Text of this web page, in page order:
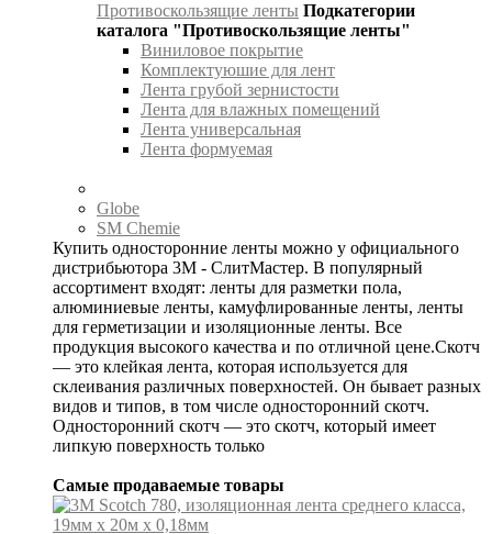
Противоскользящие ленты Подкатегории
каталога "Противоскользящие ленты"
Виниловое покрытие
Комплектуюшие для лент
Лента грубой зернистости
Лента для влажных помещений
Лента универсальная
Лента формуемая
Globe
SM Chemie
Купить односторонние ленты можно у официального
дистрибьютора 3М - СлитМастер. В популярный
ассортимент входят: ленты для разметки пола,
алюминиевые ленты, камуфлированные ленты, ленты
для герметизации и изоляционные ленты. Все
продукция высокого качества и по отличной цене.Скотч
— это клейкая лента, которая используется для
склеивания различных поверхностей. Он бывает разных
видов и типов, в том числе односторонний скотч.
Односторонний скотч — это скотч, который имеет
липкую поверхность только
Самые продаваемые товары